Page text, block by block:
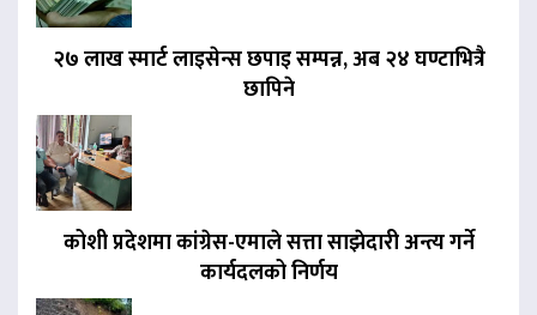
२७ लाख स्मार्ट लाइसेन्स छपाइ सम्पन्न, अब २४ घण्टाभित्रै
छापिने
कोशी प्रदेशमा कांग्रेस-एमाले सत्ता साझेदारी अन्त्य गर्ने
कार्यदलको निर्णय